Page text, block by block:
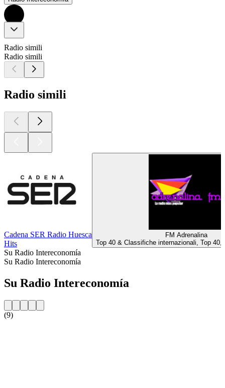
Radio simili
Radio simili
Radio simili
Cadena SER Radio Huesca
Hits
FM Adrenalina
Top 40 & Classifiche internazionali, Top 40,
Su Radio Intereconomía
Su Radio Intereconomía
Su Radio Intereconomía
(9)